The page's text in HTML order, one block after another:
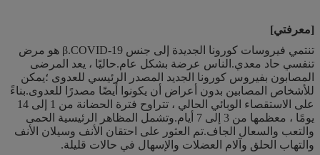
[معرفتي]
تنتمي فيروسات كورونا الجديدة إلى جنس β.COVID-19 هو مرض
تنفسي حاد معدي.الناس عرضة بشكل عام.حاليًا ، يعد المرضى
المصابون بفيروس كورونا الجديد المصدر الرئيسي للعدوى ؛يمكن
للأشخاص المصابين بدون أعراض أن يكونوا أيضًا مصدرًا للعدوى.بناءً
على الاستقصاء الوبائي الحالي ، تتراوح فترة الحضانة من 1 إلى 14
يومًا ، معظمها من 3 إلى 7 أيام.وتشمل المظاهر الرئيسية الحمى
والتعب والسعال الجاف.تم العثور على احتقان الأنف وسيلان الأنف
والتهاب الحلق وآلام العضلات والإسهال في حالات قليلة.